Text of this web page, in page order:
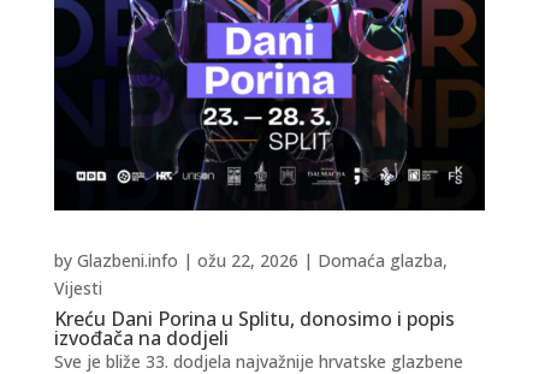
Kreću Dani Porina u Splitu, donosimo i popis
izvođača na dodjeli
by Glazbeni.info | ožu 22, 2026 | Domaća glazba,
Vijesti
Sve je bliže 33. dodjela najvažnije hrvatske glazbene